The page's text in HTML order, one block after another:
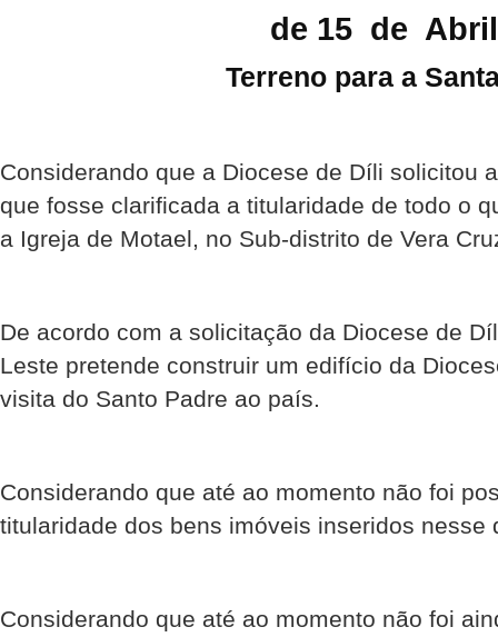
de 15 de Abril
Terreno para a
Considerando que a Diocese de Díli solicitou
que fosse clarificada a titularidade de todo o
a Igreja de Motael, no Sub-distrito de Vera
De acordo com a solicitação da Diocese de
Leste pretende construir um edifício da
visita do Santo Padre ao país.
Considerando que até ao momento não foi
titularidade dos bens imóveis inseridos nesse
Considerando que até ao momento não foi